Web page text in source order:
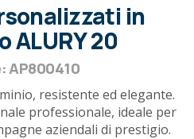
in
ALURY 20
AP800410
resistente ed elegante.
professionale, ideale per
aziendali di prestigio.